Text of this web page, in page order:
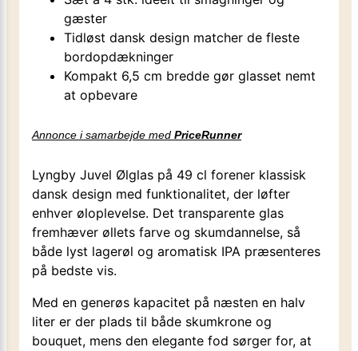
gæster
Tidløst dansk design matcher de fleste
bordopdækninger
Kompakt 6,5 cm bredde gør glasset nemt
at opbevare
Annonce i samarbejde med PriceRunner
Lyngby Juvel Ølglas på 49 cl forener klassisk
dansk design med funktionalitet, der løfter
enhver øloplevelse. Det transparente glas
fremhæver øllets farve og skumdannelse, så
både lyst lagerøl og aromatisk IPA præsenteres
på bedste vis.
Med en generøs kapacitet på næsten en halv
liter er der plads til både skumkrone og
bouquet, mens den elegante fod sørger for, at